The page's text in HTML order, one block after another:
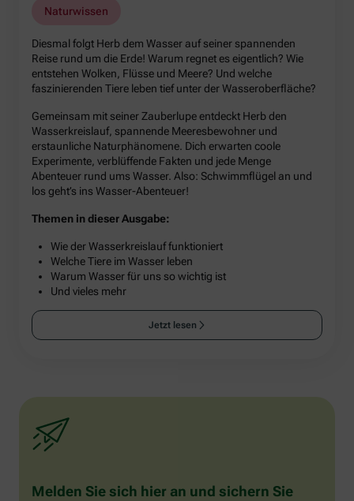
Naturwissen
Diesmal folgt Herb dem Wasser auf seiner spannenden
Reise rund um die Erde! Warum regnet es eigentlich? Wie
entstehen Wolken, Flüsse und Meere? Und welche
faszinierenden Tiere leben tief unter der Wasseroberfläche?
Gemeinsam mit seiner Zauberlupe entdeckt Herb den
Wasserkreislauf, spannende Meeresbewohner und
erstaunliche Naturphänomene. Dich erwarten coole
Experimente, verblüffende Fakten und jede Menge
Abenteuer rund ums Wasser. Also: Schwimmflügel an und
los geht’s ins Wasser-Abenteuer!
Themen in dieser Ausgabe:
Wie der Wasserkreislauf funktioniert
Welche Tiere im Wasser leben
Warum Wasser für uns so wichtig ist
Und vieles mehr
Jetzt lesen
Melden Sie sich hier an und sichern Sie